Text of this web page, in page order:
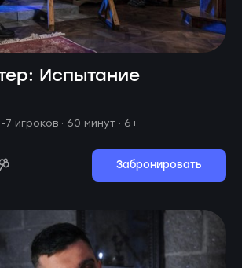
Испытание
7 игроков · 60 минут · 6+
Забронировать